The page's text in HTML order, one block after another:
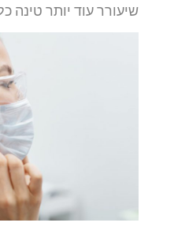
שיעורר עוד יותר טינה